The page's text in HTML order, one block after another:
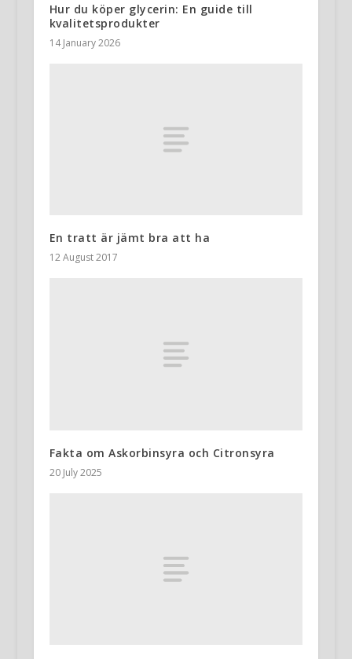
Hur du köper glycerin: En guide till
kvalitetsprodukter
14 January 2026
En tratt är jämt bra att ha
12 August 2017
Fakta om Askorbinsyra och Citronsyra
20 July 2025